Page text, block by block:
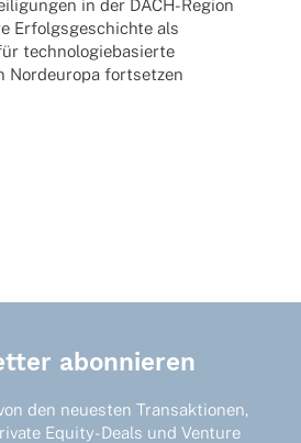
in der DACH-Region
Erfolgs­ge­schichte als
tech­no­lo­gie­ba­sierte
Nord­eu­ropa fort­set­zen
abonnieren
den neuesten Transaktionen,
Equity-Deals und Venture